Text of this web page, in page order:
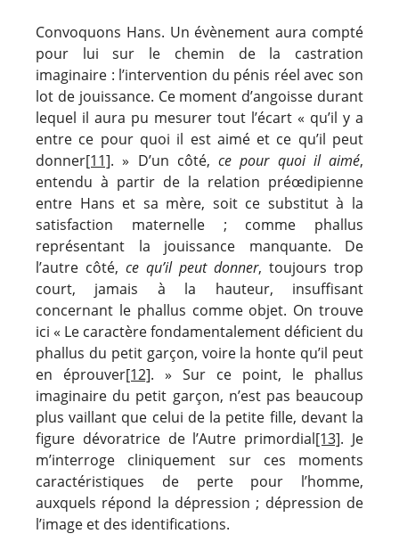
Convoquons Hans. Un évènement aura compté
pour lui sur le chemin de la castration
imaginaire : l’intervention du pénis réel avec son
lot de jouissance. Ce moment d’angoisse durant
lequel il aura pu mesurer tout l’écart « qu’il y a
entre ce pour quoi il est aimé et ce qu’il peut
donner[11]. » D’un côté, ce pour quoi il aimé,
entendu à partir de la relation préœdipienne
entre Hans et sa mère, soit ce substitut à la
satisfaction maternelle ; comme phallus
représentant la jouissance manquante. De
l’autre côté, ce qu’il peut donner, toujours trop
court, jamais à la hauteur, insuffisant
concernant le phallus comme objet. On trouve
ici « Le caractère fondamentalement déficient du
phallus du petit garçon, voire la honte qu’il peut
en éprouver[12]. » Sur ce point, le phallus
imaginaire du petit garçon, n’est pas beaucoup
plus vaillant que celui de la petite fille, devant la
figure dévoratrice de l’Autre primordial[13]. Je
m’interroge cliniquement sur ces moments
caractéristiques de perte pour l’homme,
auxquels répond la dépression ; dépression de
l’image et des identifications.